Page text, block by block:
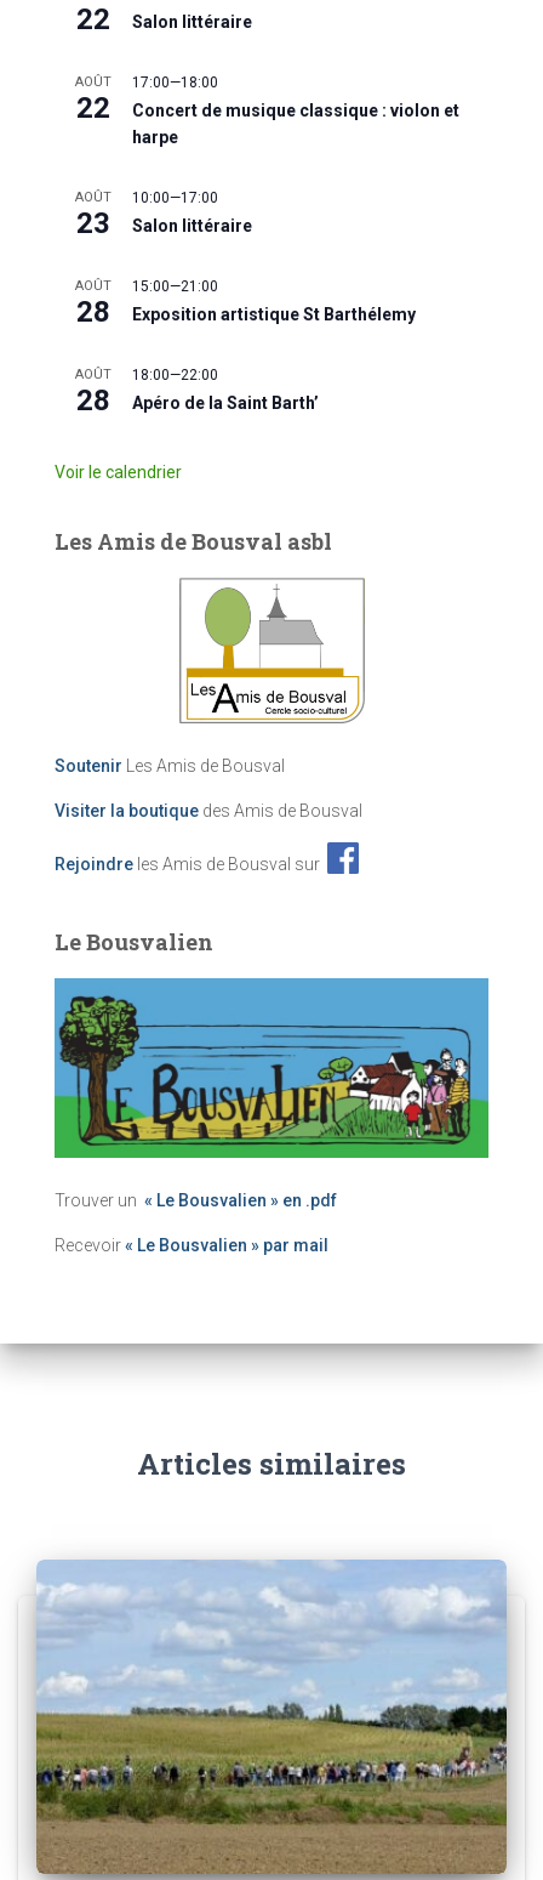
22 Salon littéraire
AOÛT
22
17:00—18:00
Concert de musique classique : violon et
harpe
AOÛT
23
10:00—17:00
Salon littéraire
AOÛT
28
15:00—21:00
Exposition artistique St Barthélemy
AOÛT
28
18:00—22:00
Apéro de la Saint Barth’
Voir le calendrier
Les Amis de Bousval asbl
Soutenir Les Amis de Bousval
Visiter la boutique des Amis de Bousval
Rejoindre les Amis de Bousval sur
Le Bousvalien
Trouver un « Le Bousvalien » en .pdf
Recevoir« Le Bousvalien » par mail
Articles similaires